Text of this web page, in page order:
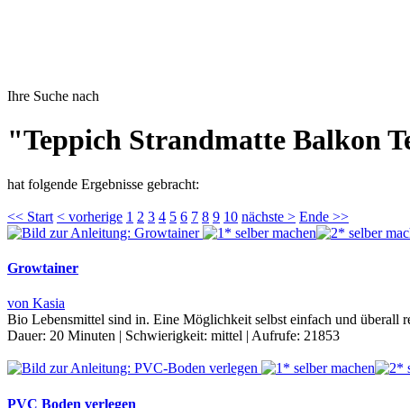
Ihre Suche nach
"Teppich Strandmatte Balkon
hat folgende Ergebnisse gebracht:
<< Start < vorherige 1 2 3 4 5 6 7 8 9 10 nächste > Ende >>
Growtainer
von Kasia
Bio Lebensmittel sind in. Eine Möglichkeit selbst einfach und überall
Dauer: 20 Minuten | Schwierigkeit: mittel | Aufrufe: 21853
PVC Boden verlegen